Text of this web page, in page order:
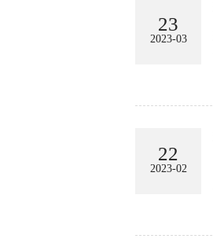
23
2023-03
22
2023-02